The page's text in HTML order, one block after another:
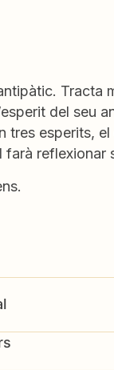
del seu
tres esperits,
reflexionar